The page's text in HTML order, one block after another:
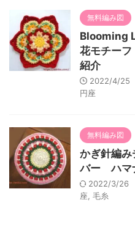
無料編み図
Blooming
花モチー
紹介
2022/4/25
円座
無料編み図
かぎ針編み
バー ハマ
2022/3/26
座 毛糸